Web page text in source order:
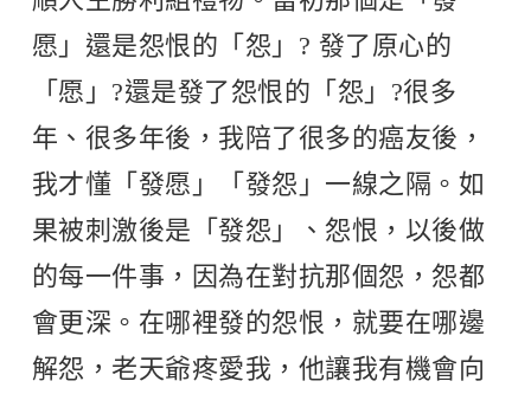
愿」還是怨恨的「怨」? 發了原心的
「愿」?還是發了怨恨的「怨」?很多
年、很多年後，我陪了很多的癌友後，
我才懂「發愿」「發怨」一線之隔。如
果被刺激後是「發怨」、怨恨，以後做
的每一件事，因為在對抗那個怨，怨都
會更深。在哪裡發的怨恨，就要在哪邊
解怨，老天爺疼愛我，他讓我有機會向